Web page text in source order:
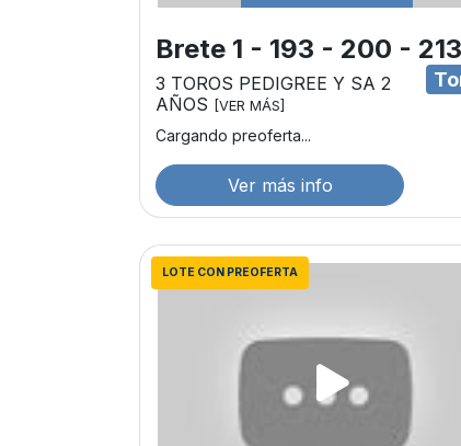
Brete 1 - 193 - 200 -
3 TOROS PEDIGREE Y SA 2
AÑOS
[VER MÁS]
Cargando preoferta...
Ver más info
LOTE CON PREOFERTA